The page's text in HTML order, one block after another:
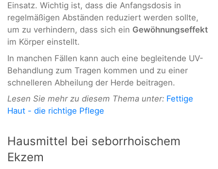
Einsatz. Wichtig ist, dass die Anfangsdosis in
regelmäßigen Abständen reduziert werden sollte,
um zu verhindern, dass sich ein Gewöhnungseffekt
im Körper einstellt.
In manchen Fällen kann auch eine begleitende UV-
Behandlung zum Tragen kommen und zu einer
schnelleren Abheilung der Herde beitragen.
Lesen Sie mehr zu diesem Thema unter: Fettige
Haut - die richtige Pflege
Hausmittel bei seborrhoischem
Ekzem